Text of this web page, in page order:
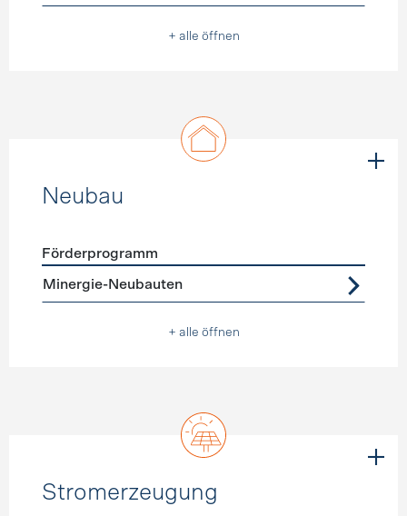
+ alle öffnen
Neubau
Förderprogramme
Förderprogramm
Minergie-Neubauten
+ alle öffnen
Stromerzeugung